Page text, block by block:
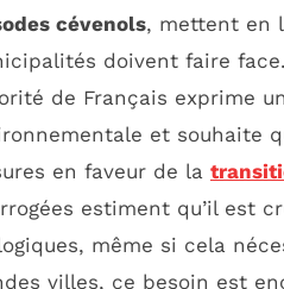
cévenols, mettent en
doivent faire
de Français exprime
et souhaite
en faveur de la
estiment qu’il est
même si cela
villes, ce besoin est